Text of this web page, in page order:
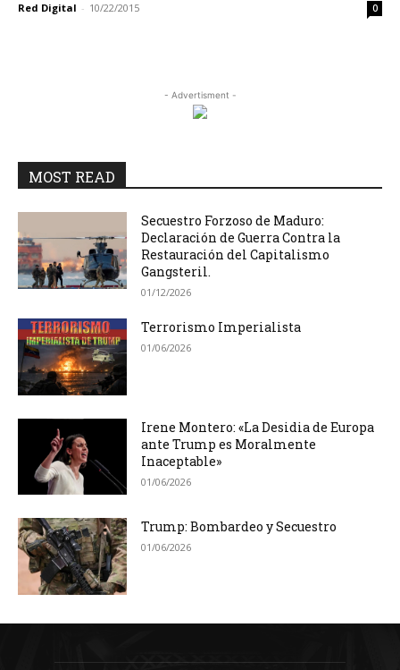
Red Digital - 10/22/2015 0
- Advertisment -
MOST READ
Secuestro Forzoso de Maduro:
Declaración de Guerra Contra la
Restauración del Capitalismo
Gangsteril.
01/12/2026
Terrorismo Imperialista
01/06/2026
Irene Montero: «La Desidia de Europa
ante Trump es Moralmente
Inaceptable»
01/06/2026
Trump: Bombardeo y Secuestro
01/06/2026